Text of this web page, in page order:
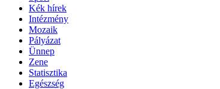
Kék hírek
Intézmény
Mozaik
Pályázat
Ünnep
Zene
Statisztika
Egészség